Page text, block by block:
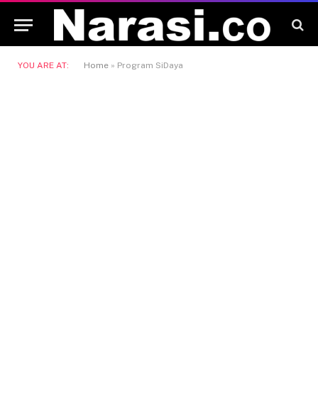
YOU ARE AT: Home » Program SiDaya